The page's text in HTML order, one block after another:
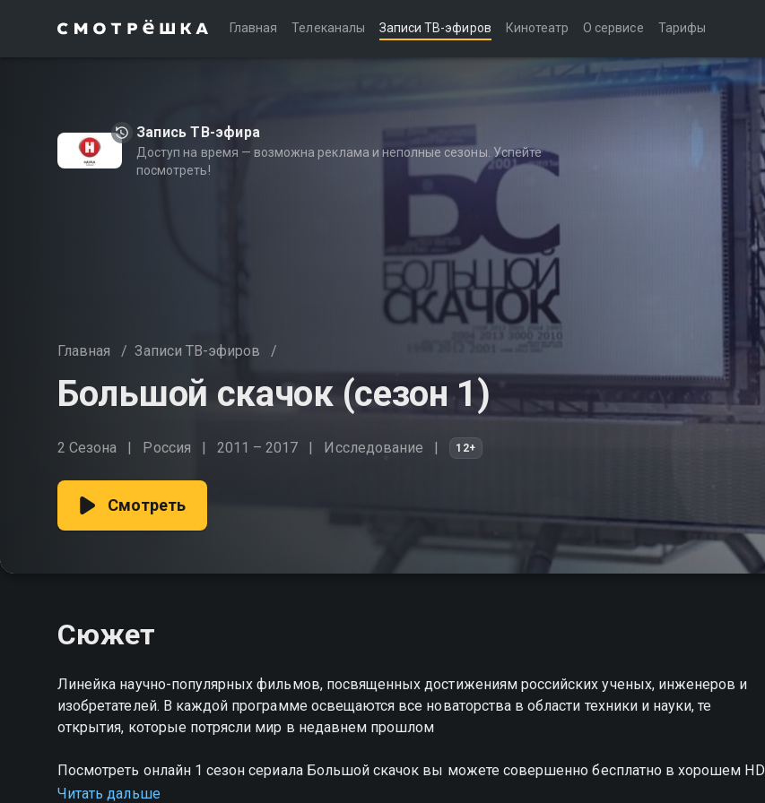
Главная Телеканалы Записи ТВ-эфиров Кинотеатр О сервисе Тарифы
Запись ТВ-эфира
Доступ на время — возможна реклама и неполные сезоны. Успейте
посмотреть!
Главная / Записи ТВ-эфиров /
Большой скачок (сезон 1)
2 Сезона Россия 2011 – 2017 Исследование 12+
Смотреть
Сюжет
Линейка научно-популярных фильмов, посвященных достижениям российских ученых, инженеров и
изобретателей. В каждой программе освещаются все новаторства в области техники и науки, те
открытия, которые потрясли мир в недавнем прошлом
Посмотреть онлайн 1 сезон сериала Большой скачок вы можете совершенно бесплатно в хорошем HD
качестве на Смотрёшке
Читать дальше